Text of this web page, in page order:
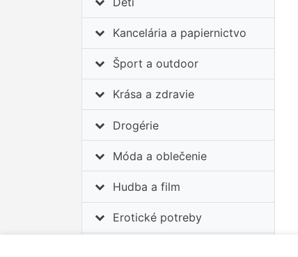
Kancelária a papiernictvo
Šport a outdoor
Krása a zdravie
Drogérie
Móda a oblečenie
Hudba a film
Erotické potreby